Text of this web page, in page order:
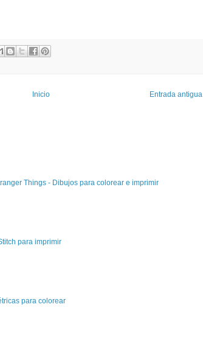
Entrada antigua
Inicio
Things - Dibujos para colorear e imprimir
para imprimir
para colorear